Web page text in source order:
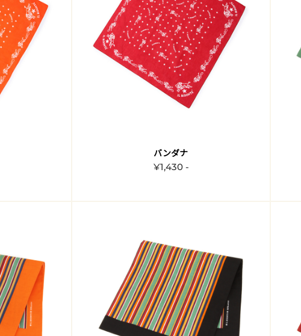
バンダナ
¥1,430 -